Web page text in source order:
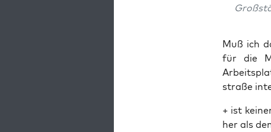
Muß ich
für die
stra­ße
+ ist
her als